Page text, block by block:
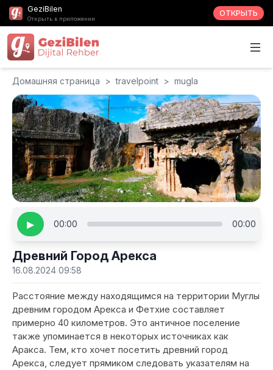
GeziBilen
Открыть в приложении
ОТКРЫТЬ
Домашняя страница > travelpoint > mugla
▶ 00:00 00:00
Древний Город Арекса
16.08.2024 09:58
Расстояние между находящимся на территории Муглы
древним городом Арекса и Фетхие составляет
примерно 40 километров. Это античное поселение
также упоминается в некоторых источниках как
Аракса. Тем, кто хочет посетить древний город
Арекса, следует прямиком следовать указателям на